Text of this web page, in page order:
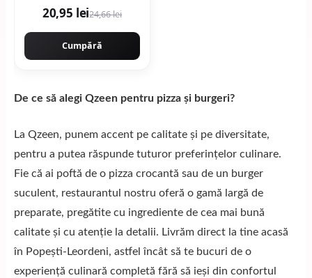
20,95 lei24,66 lei
Cumpără
De ce să alegi Qzeen pentru pizza și burgeri?
La Qzeen, punem accent pe calitate și pe diversitate,
pentru a putea răspunde tuturor preferințelor culinare.
Fie că ai poftă de o pizza crocantă sau de un burger
suculent, restaurantul nostru oferă o gamă largă de
preparate, pregătite cu ingrediente de cea mai bună
calitate și cu atenție la detalii. Livrăm direct la tine acasă
în Popești-Leordeni, astfel încât să te bucuri de o
experiență culinară completă fără să ieși din confortul